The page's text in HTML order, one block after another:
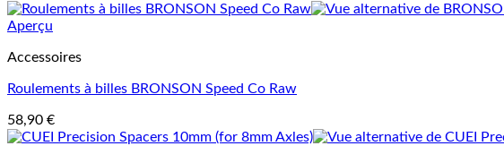
Aperçu
Accessoires
Roulements à billes BRONSON Speed Co Raw
58,90 €